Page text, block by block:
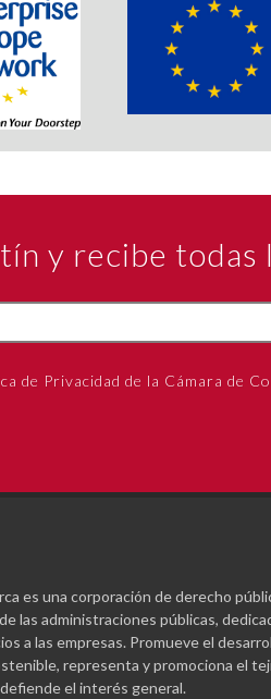
y recibe todas
de Privacidad de la Cámara de
es una corporación de derecho
las administraciones públicas,
a las empresas. Promueve el
representa y promociona el
el interés general.